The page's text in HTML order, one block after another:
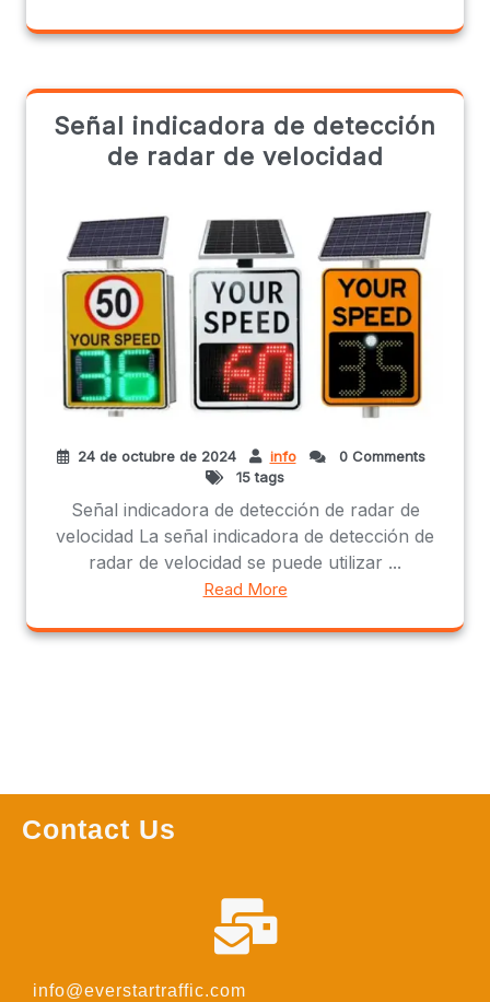
Señal indicadora de detección
de radar de velocidad
24 de octubre de 2024 info
0 Comments
15 tags
Señal indicadora de detección de radar de
velocidad La señal indicadora de detección de
radar de velocidad se puede utilizar ...
Read More
Contact Us
info@everstartraffic.com